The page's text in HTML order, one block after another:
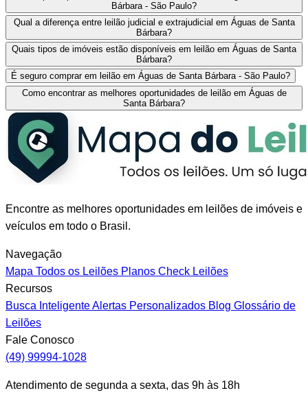
Bárbara - São Paulo?
Qual a diferença entre leilão judicial e extrajudicial em Águas de Santa
Bárbara?
Quais tipos de imóveis estão disponíveis em leilão em Águas de Santa
Bárbara?
É seguro comprar em leilão em Águas de Santa Bárbara - São Paulo?
Como encontrar as melhores oportunidades de leilão em Águas de
Santa Bárbara?
Encontre as melhores oportunidades em leilões de imóveis e
veículos em todo o Brasil.
Navegação
Mapa Todos os Leilões Planos Check Leilões
Recursos
Busca InteligenteAlertas Personalizados Blog Glossário de
Leilões
Fale Conosco
(49) 99994-1028
Atendimento de segunda a sexta, das 9h às 18h